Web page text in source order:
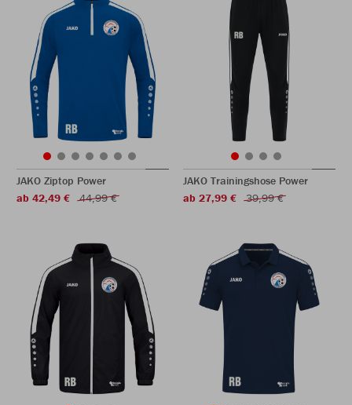
JAKO Ziptop Power
ab 42,49 €
44,99 €
JAKO Trainingshose Power
ab 27,99 €
39,99 €